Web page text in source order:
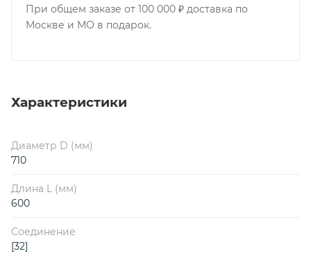
При общем заказе от 100 000 ₽ доставка по
Москве и МО в подарок.
Характеристики
Диаметр D (мм)
710
Длина L (мм)
600
Соединение
[32]